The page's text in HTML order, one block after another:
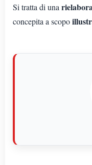
Si tratta di una
concepita a scopo